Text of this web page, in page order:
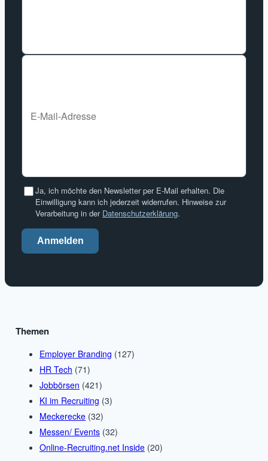
Ja, ich möchte den Newsletter per E-Mail erhalten. Die
Einwilligung kann ich jederzeit widerrufen. Hinweise zur
Verarbeitung in der Datenschutzerklärung.
Anmelden
Themen
Employer Branding (127)
HR Tech (71)
Jobbörsen (421)
KI im Recruiting (3)
Meckerecke (32)
Messen/ Events (32)
Online-Recruiting.net Inside (20)